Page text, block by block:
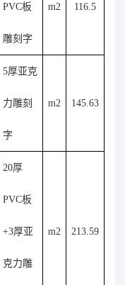
PVC板
雕刻字
m2 116.5
5厚亚克
力雕刻
字
m2 145.63
20厚
PVC板
+3厚亚
克力雕
m2 213.59